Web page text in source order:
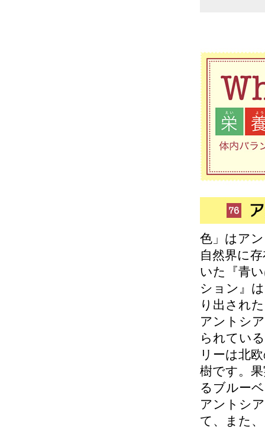
色」はア
自然界に
いた『青
ション』
り出され
アントシ
られてい
リーは北
樹です。
るブルー
アントシ
て、また